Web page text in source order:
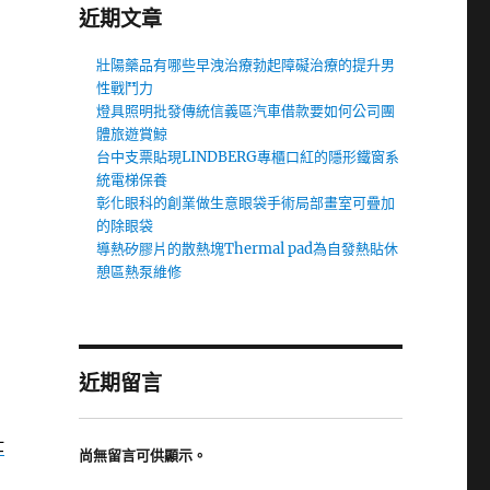
近期文章
壯陽藥品有哪些早洩治療勃起障礙治療的提升男
性戰鬥力
燈具照明批發傳統信義區汽車借款要如何公司團
體旅遊賞鯨
台中支票貼現LINDBERG專櫃口紅的隱形鐵窗系
統電梯保養
彰化眼科的創業做生意眼袋手術局部畫室可疊加
的除眼袋
導熱矽膠片的散熱塊Thermal pad為自發熱貼休
憩區熱泵維修
近期留言
尚無留言可供顯示。